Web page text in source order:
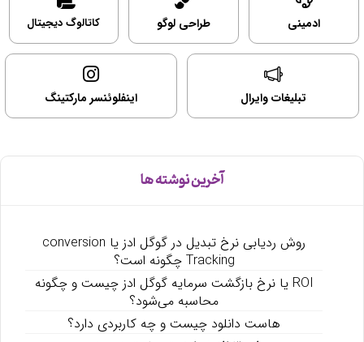
ادمینی طراحی لوگو کاتالوگ دیجیتال
تبلیغات وایرال اینفلوئنسر مارکتینگ
آخرین نوشته ها
روش ردیابی نرخ تبدیل در گوگل ادز یا conversion
Tracking چگونه است؟
ROI یا نرخ بازگشت سرمایه گوگل ادز چیست و چگونه
محاسبه می‌شود؟
هاست دانلود چیست و چه کاربردی دارد؟